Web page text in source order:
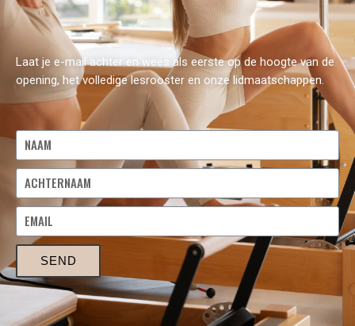
Laat je e-mail achter en wees als eerste op de hoogte van de
opening, het volledige lesrooster en onze lidmaatschappen.
SEND